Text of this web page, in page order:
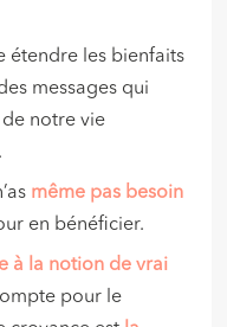
étendre les bienfaits
messages qui
notre vie
même pas besoin
en bénéficier.
à la notion de vrai
pour le